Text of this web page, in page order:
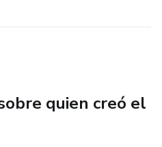
para niños
el resultado final
plato
quien creó el